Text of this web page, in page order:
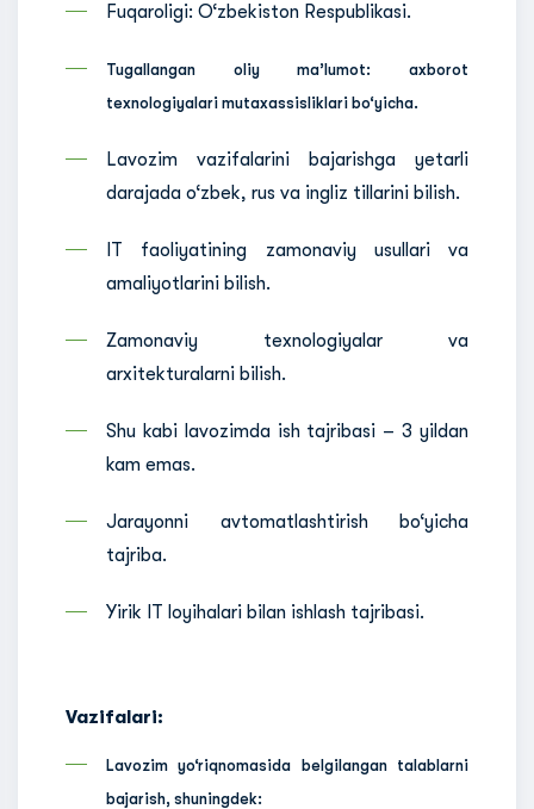
Fuqaroligi: O‘zbekiston Respublikasi.
Tugallangan oliy ma’lumot: axborot
texnologiyalari mutaxassisliklari bo‘yicha.
Lavozim vazifalarini bajarishga yetarli
darajada o‘zbek, rus va ingliz tillarini bilish.
IT faoliyatining zamonaviy usullari va
amaliyotlarini bilish.
Zamonaviy texnologiyalar va
arxitekturalarni bilish.
Shu kabi lavozimda ish tajribasi – 3 yildan
kam emas.
Jarayonni avtomatlashtirish bo‘yicha
tajriba.
Yirik IT loyihalari bilan ishlash tajribasi.
Vazifalari:
Lavozim yo‘riqnomasida belgilangan talablarni
bajarish, shuningdek: